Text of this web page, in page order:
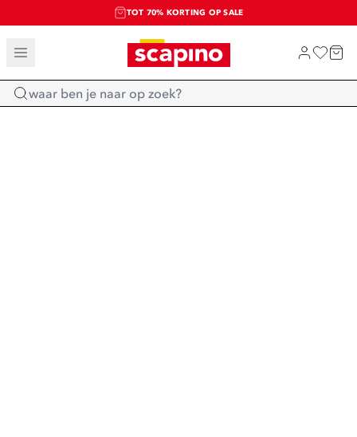
TOT 70% KORTING OP SALE
SALE: LAATSTE KANS!
SHOP NIEUW
Home